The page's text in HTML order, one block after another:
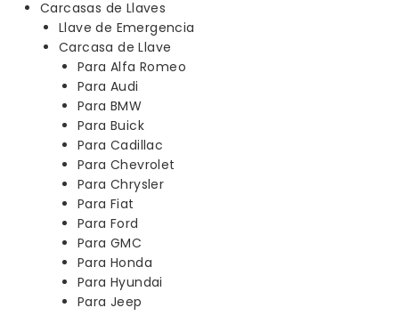
Carcasas de Llaves
Llave de Emergencia
Carcasa de Llave
Para Alfa Romeo
Para Audi
Para BMW
Para Buick
Para Cadillac
Para Chevrolet
Para Chrysler
Para Fiat
Para Ford
Para GMC
Para Honda
Para Hyundai
Para Jeep